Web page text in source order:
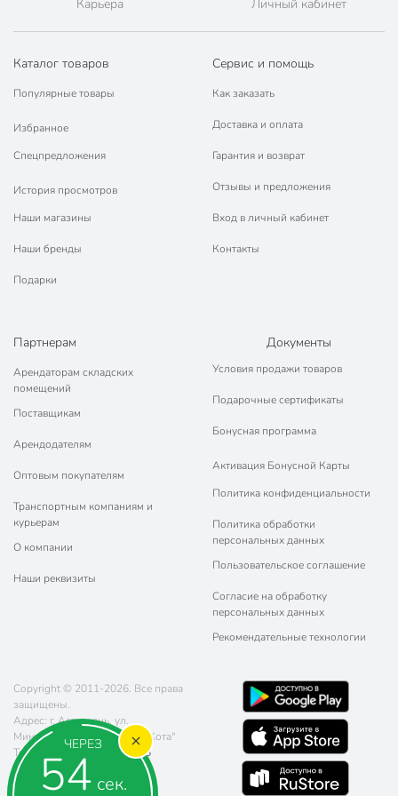
ЧЕРЕЗ
53 сек.
Карьера Личный кабинет
Каталог товаров
Популярные товары
Избранное
Спецпредложения
История просмотров
Наши магазины
Наши бренды
Подарки
Сервис и помощь
Как заказать
Доставка и оплата
Гарантия и возврат
Отзывы и предложения
Вход в личный кабинет
Контакты
Партнерам
Арендаторам складских
помещений
Поставщикам
Арендодателям
Оптовым покупателям
Транспортным компаниям и
курьерам
О компании
Наши реквизиты
Документы
Условия продажи товаров
Подарочные сертификаты
Бонусная программа
Активация Бонусной Карты
Политика конфиденциальности
Политика обработки
персональных данных
Пользовательское соглашение
Согласие на обработку
персональных данных
Рекомендательные технологии
Copyright © 2011-2026. Все права
защищены.
Адрес: г. Астрахань, ул.
Минусинская, д. 8, ТЦ "Три Кота"
Телефон:
8 (800) 770-77-06
Почта:sales@poryadok.ru